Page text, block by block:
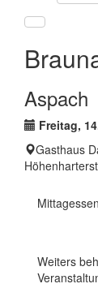
Aspach
Termin:
Freitag,
Ort:
Gasthaus
Weiters